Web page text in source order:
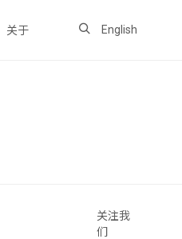
关于 English
关注我
们